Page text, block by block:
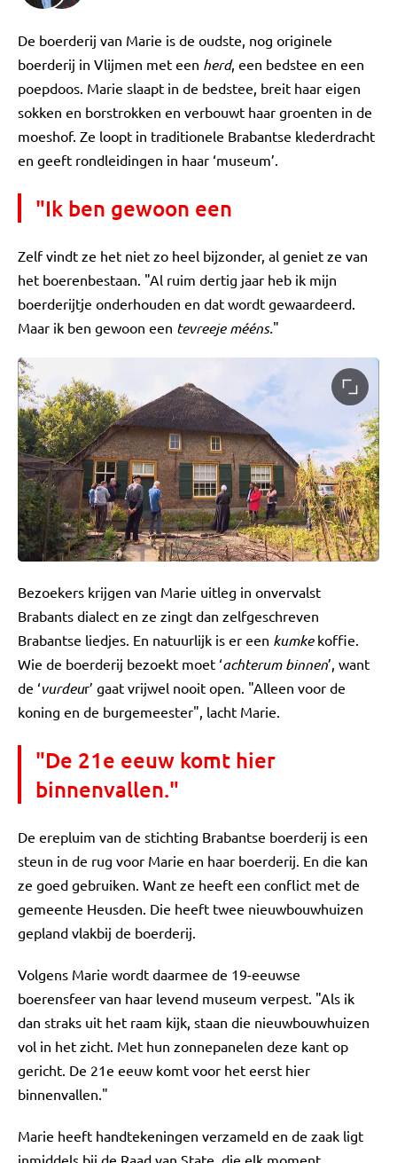
De boerderij van Marie is de oudste, nog originele
boerderij in Vlijmen met een herd, een bedstee en een
poepdoos. Marie slaapt in de bedstee, breit haar eigen
sokken en borstrokken en verbouwt haar groenten in de
moeshof. Ze loopt in traditionele Brabantse klederdracht
en geeft rondleidingen in haar ‘museum’.
"Ik ben gewoon een
Zelf vindt ze het niet zo heel bijzonder, al geniet ze van
het boerenbestaan. "Al ruim dertig jaar heb ik mijn
boerderijtje onderhouden en dat wordt gewaardeerd.
Maar ik ben gewoon een tevreeje mééns."
Bezoekers krijgen van Marie uitleg in onvervalst
Brabants dialect en ze zingt dan zelfgeschreven
Brabantse liedjes. En natuurlijk is er een kumkekoffie.
Wie de boerderij bezoekt moet ‘achterum binnen’, want
de ‘vurdeur’ gaat vrijwel nooit open. "Alleen voor de
koning en de burgemeester", lacht Marie.
"De 21e eeuw komt hier
binnenvallen."
De erepluim van de stichting Brabantse boerderij is een
steun in de rug voor Marie en haar boerderij. En die kan
ze goed gebruiken. Want ze heeft een conflict met de
gemeente Heusden. Die heeft twee nieuwbouwhuizen
gepland vlakbij de boerderij.
Volgens Marie wordt daarmee de 19-eeuwse
boerensfeer van haar levend museum verpest. "Als ik
dan straks uit het raam kijk, staan die nieuwbouwhuizen
vol in het zicht. Met hun zonnepanelen deze kant op
gericht. De 21e eeuw komt voor het eerst hier
binnenvallen."
Marie heeft handtekeningen verzameld en de zaak ligt
inmiddels bij de Raad van State, die elk moment